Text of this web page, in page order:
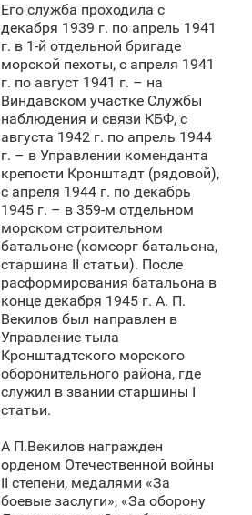
Его служба проходила с
декабря 1939 г. по апрель 1941
г. в 1-й отдельной бригаде
морской пехоты, с апреля 1941
г. по август 1941 г. – на
Виндавском участке Службы
наблюдения и связи КБФ, с
августа 1942 г. по апрель 1944
г. – в Управлении коменданта
крепости Кронштадт (рядовой),
с апреля 1944 г. по декабрь
1945 г. – в 359-м отдельном
морском строительном
батальоне (комсорг батальона,
старшина II статьи). После
расформирования батальона в
конце декабря 1945 г. А. П.
Векилов был направлен в
Управление тыла
Кронштадтского морского
оборонительного района, где
служил в звании старшины I
статьи.
А П.Векилов награжден
орденом Отечественной войны
II степени, медалями «За
боевые заслуги», «За оборону